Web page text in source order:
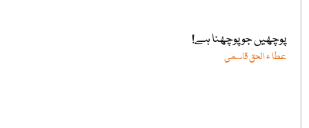
پوچھیں جو پوچھنا ہے!
عطا ء الحق قاسمی